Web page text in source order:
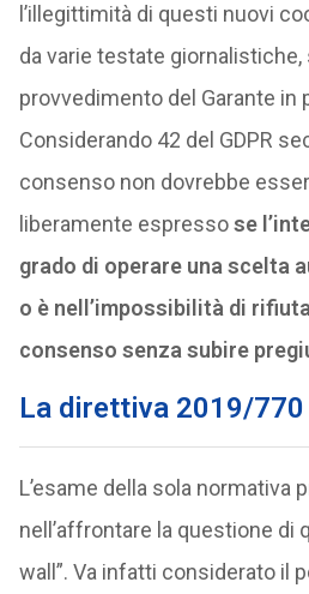
l’illegittimità di questi nuovi
da varie testate giornalistiche,
provvedimento del Garante in
Considerando 42 del GDPR
consenso non dovrebbe
liberamente espressose
grado di operare una scelta
o è nell’impossibilità di
consenso senza subire
La direttiva 2019/770
L’esame della sola normativa
nell’affrontare la questione di
wall”. Va infatti considerato il